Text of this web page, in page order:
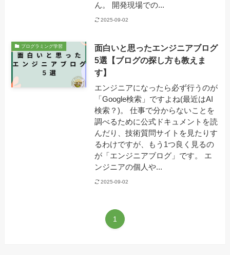
ん。 開発現場での...
2025-09-02
プログラミング学習
面白いと思ったエンジニアブログ
5選【ブログの探し方も教えま
す】
エンジニアになったら必ず行うのが
「Google検索」ですよね(最近はAI
検索？)。 仕事で分からないことを
調べるために公式ドキュメントを読
んだり、技術質問サイトを見たりす
るわけですが、もう1つ良く見るの
が「エンジニアブログ」です。 エ
ンジニアの個人や...
2025-09-02
1